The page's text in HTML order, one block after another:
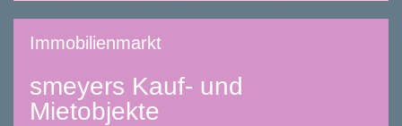
Immobilienmarkt
smeyers Kauf- und
Mietobjekte